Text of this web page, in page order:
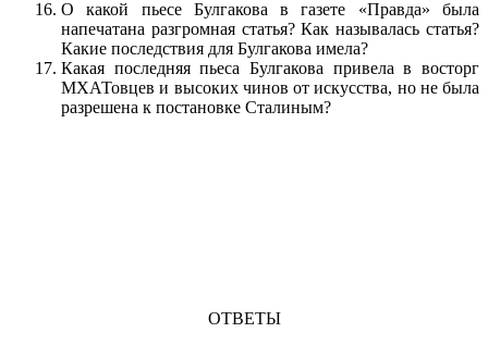
О какой пьесе Булгакова в газете «Правда» была
напечатана разгромная статья? Как называлась статья?
Какие последствия для Булгакова имела?
Какая последняя пьеса Булгакова привела в восторг
МХАТовцев и высоких чинов от искусства, но не была
разрешена к постановке Сталиным?
ОТВЕТЫ